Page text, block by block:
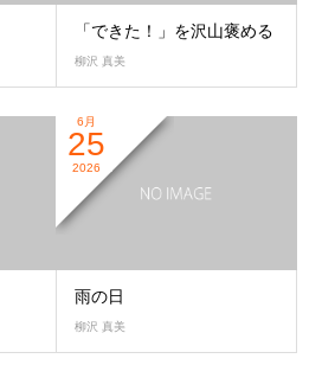
「できた！」を沢山褒める
柳沢 真美
6月
25
2026
雨の日
柳沢 真美